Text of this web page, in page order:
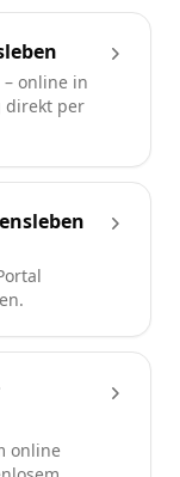
online in
direkt per
online